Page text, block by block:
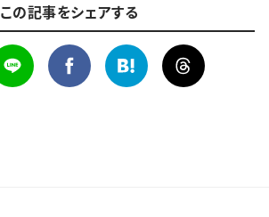
この記事をシェアする